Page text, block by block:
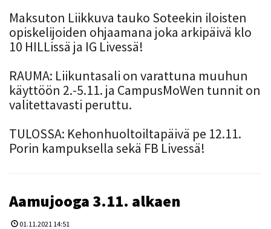
Maksuton Liikkuva tauko Soteekin iloisten
opiskelijoiden ohjaamana joka arkipäivä klo
10 HILLissä ja IG Livessä!
RAUMA: Liikuntasali on varattuna muuhun
käyttöön 2.-5.11. ja CampusMoWen tunnit on
valitettavasti peruttu.
TULOSSA: Kehonhuoltoiltapäivä pe 12.11.
Porin kampuksella sekä FB Livessä!
Aamujooga 3.11. alkaen
01.11.2021 14:51